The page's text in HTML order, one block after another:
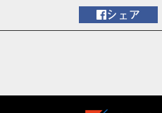
シェア